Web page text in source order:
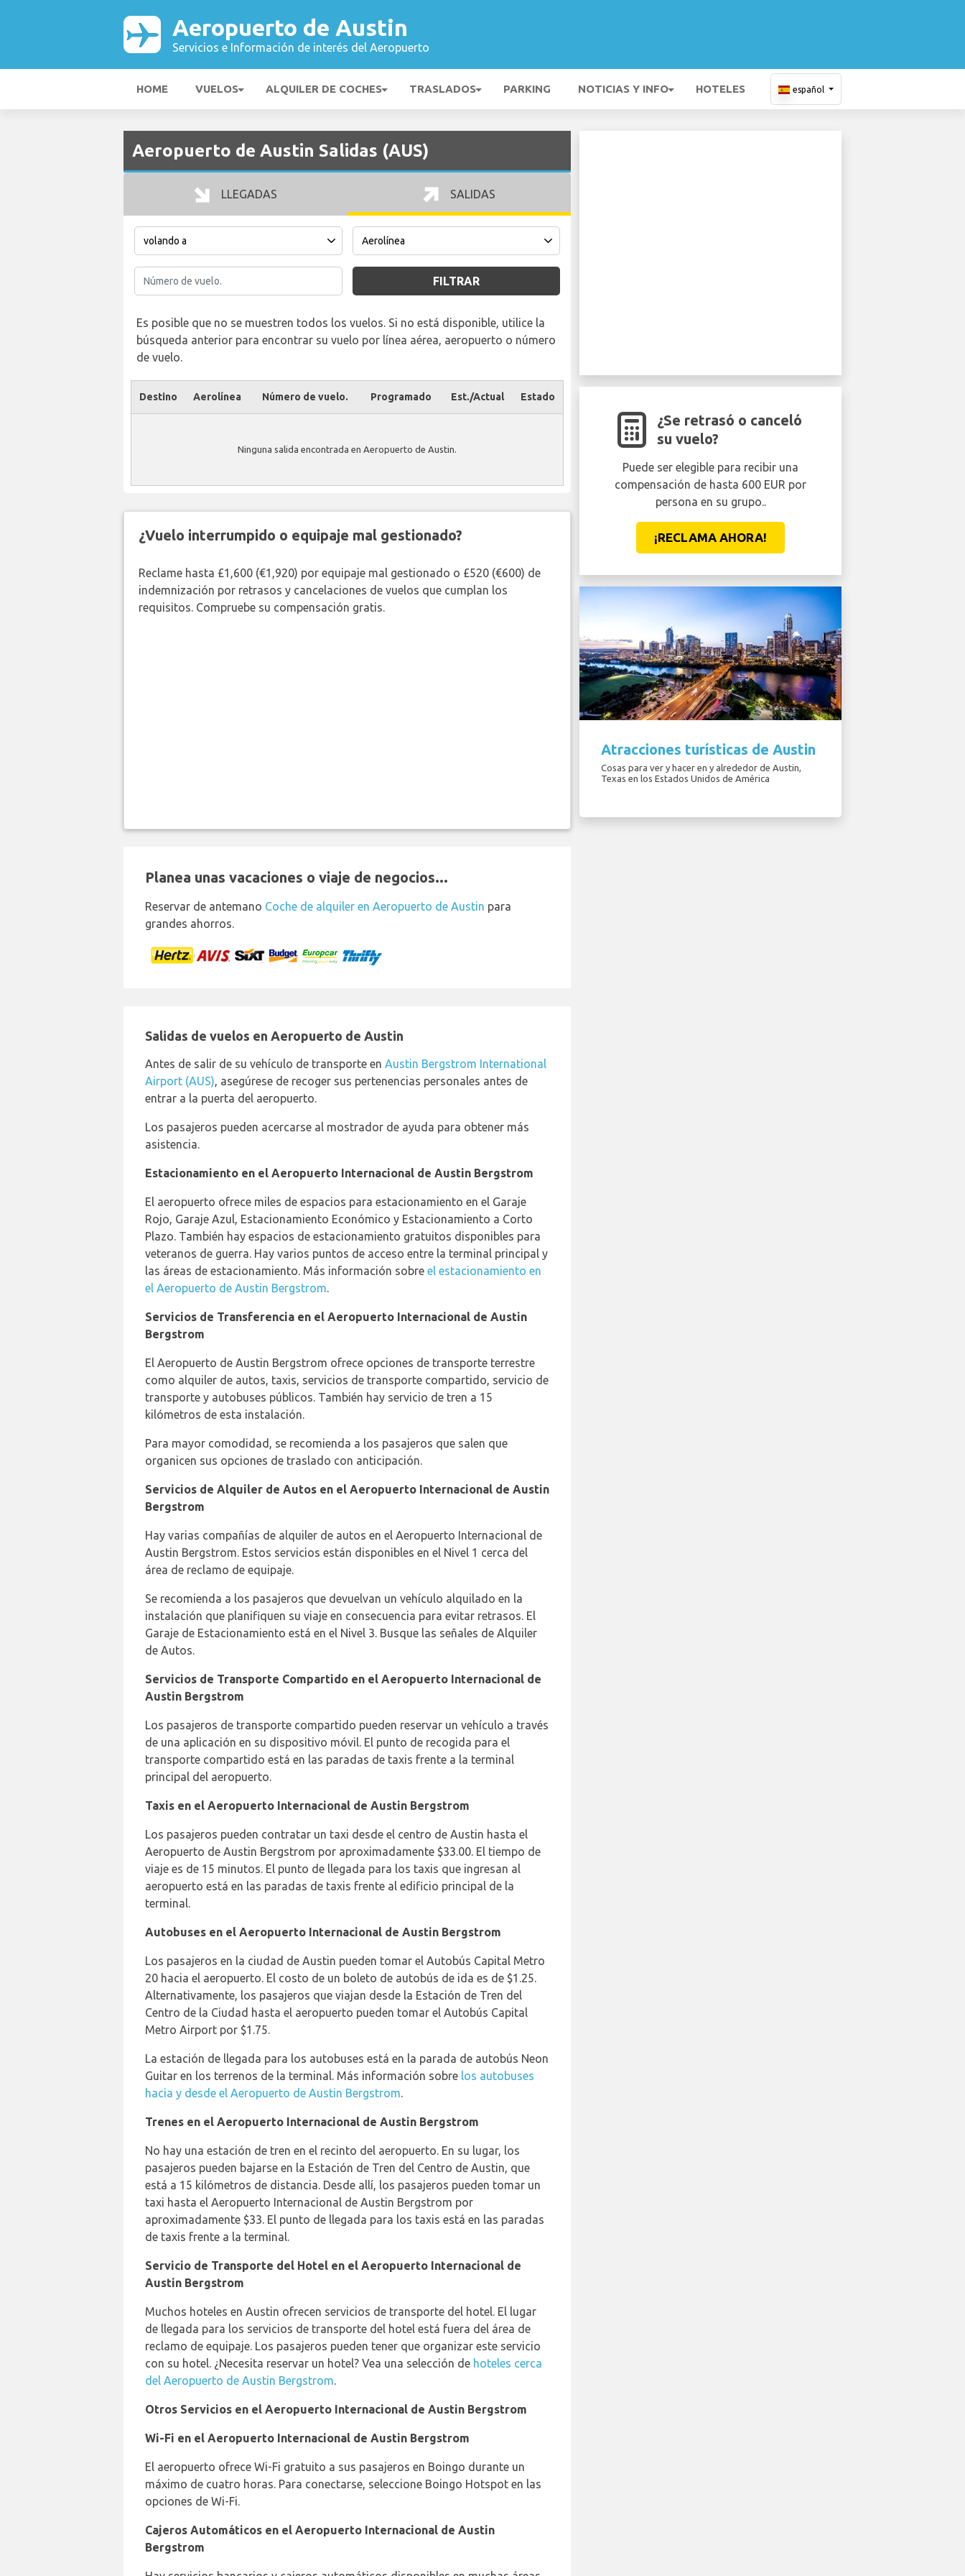
Aeropuerto de Austin
Servicios e Información de interés del Aeropuerto
HOME VUELOS ALQUILER DE COCHES TRASLADOS PARKING NOTICIAS Y INFO HOTELES español
Aeropuerto de Austin Salidas (AUS)
LLEGADAS SALIDAS
FILTRAR
Es posible que no se muestren todos los vuelos. Si no está disponible, utilice la
búsqueda anterior para encontrar su vuelo por línea aérea, aeropuerto o número
de vuelo.
Destino Aerolínea Número de vuelo. Programado Est./Actual Estado
Ninguna salida encontrada en Aeropuerto de Austin.
¿Vuelo interrumpido o equipaje mal gestionado?
Reclame hasta £1,600 (€1,920) por equipaje mal gestionado o £520 (€600) de
indemnización por retrasos y cancelaciones de vuelos que cumplan los
requisitos. Compruebe su compensación gratis.
Planea unas vacaciones o viaje de negocios...
Reservar de antemano Coche de alquiler en Aeropuerto de Austin para
grandes ahorros.
Salidas de vuelos en Aeropuerto de Austin
Antes de salir de su vehículo de transporte en Austin Bergstrom International
Airport (AUS), asegúrese de recoger sus pertenencias personales antes de
entrar a la puerta del aeropuerto.
Los pasajeros pueden acercarse al mostrador de ayuda para obtener más
asistencia.
Estacionamiento en el Aeropuerto Internacional de Austin Bergstrom
El aeropuerto ofrece miles de espacios para estacionamiento en el Garaje
Rojo, Garaje Azul, Estacionamiento Económico y Estacionamiento a Corto
Plazo. También hay espacios de estacionamiento gratuitos disponibles para
veteranos de guerra. Hay varios puntos de acceso entre la terminal principal y
las áreas de estacionamiento. Más información sobre el estacionamiento en
el Aeropuerto de Austin Bergstrom.
Servicios de Transferencia en el Aeropuerto Internacional de Austin
Bergstrom
El Aeropuerto de Austin Bergstrom ofrece opciones de transporte terrestre
como alquiler de autos, taxis, servicios de transporte compartido, servicio de
transporte y autobuses públicos. También hay servicio de tren a 15
kilómetros de esta instalación.
Para mayor comodidad, se recomienda a los pasajeros que salen que
organicen sus opciones de traslado con anticipación.
Servicios de Alquiler de Autos en el Aeropuerto Internacional de Austin
Bergstrom
Hay varias compañías de alquiler de autos en el Aeropuerto Internacional de
Austin Bergstrom. Estos servicios están disponibles en el Nivel 1 cerca del
área de reclamo de equipaje.
Se recomienda a los pasajeros que devuelvan un vehículo alquilado en la
instalación que planifiquen su viaje en consecuencia para evitar retrasos. El
Garaje de Estacionamiento está en el Nivel 3. Busque las señales de Alquiler
de Autos.
Servicios de Transporte Compartido en el Aeropuerto Internacional de
Austin Bergstrom
Los pasajeros de transporte compartido pueden reservar un vehículo a través
de una aplicación en su dispositivo móvil. El punto de recogida para el
transporte compartido está en las paradas de taxis frente a la terminal
principal del aeropuerto.
Taxis en el Aeropuerto Internacional de Austin Bergstrom
Los pasajeros pueden contratar un taxi desde el centro de Austin hasta el
Aeropuerto de Austin Bergstrom por aproximadamente $33.00. El tiempo de
viaje es de 15 minutos. El punto de llegada para los taxis que ingresan al
aeropuerto está en las paradas de taxis frente al edificio principal de la
terminal.
Autobuses en el Aeropuerto Internacional de Austin Bergstrom
Los pasajeros en la ciudad de Austin pueden tomar el Autobús Capital Metro
20 hacia el aeropuerto. El costo de un boleto de autobús de ida es de $1.25.
Alternativamente, los pasajeros que viajan desde la Estación de Tren del
Centro de la Ciudad hasta el aeropuerto pueden tomar el Autobús Capital
Metro Airport por $1.75.
La estación de llegada para los autobuses está en la parada de autobús Neon
Guitar en los terrenos de la terminal. Más información sobre los autobuses
hacia y desde el Aeropuerto de Austin Bergstrom.
Trenes en el Aeropuerto Internacional de Austin Bergstrom
No hay una estación de tren en el recinto del aeropuerto. En su lugar, los
pasajeros pueden bajarse en la Estación de Tren del Centro de Austin, que
está a 15 kilómetros de distancia. Desde allí, los pasajeros pueden tomar un
taxi hasta el Aeropuerto Internacional de Austin Bergstrom por
aproximadamente $33. El punto de llegada para los taxis está en las paradas
de taxis frente a la terminal.
Servicio de Transporte del Hotel en el Aeropuerto Internacional de
Austin Bergstrom
Muchos hoteles en Austin ofrecen servicios de transporte del hotel. El lugar
de llegada para los servicios de transporte del hotel está fuera del área de
reclamo de equipaje. Los pasajeros pueden tener que organizar este servicio
con su hotel. ¿Necesita reservar un hotel? Vea una selección de hoteles cerca
del Aeropuerto de Austin Bergstrom.
Otros Servicios en el Aeropuerto Internacional de Austin Bergstrom
Wi-Fi en el Aeropuerto Internacional de Austin Bergstrom
El aeropuerto ofrece Wi-Fi gratuito a sus pasajeros en Boingo durante un
máximo de cuatro horas. Para conectarse, seleccione Boingo Hotspot en las
opciones de Wi-Fi.
Cajeros Automáticos en el Aeropuerto Internacional de Austin
Bergstrom
¿Se retrasó o canceló
su vuelo?
Puede ser elegible para recibir una
compensación de hasta 600 EUR por
persona en su grupo..
¡RECLAMA AHORA!
Atracciones turísticas de Austin
Cosas para ver y hacer en y alrededor de Austin,
Texas en los Estados Unidos de América